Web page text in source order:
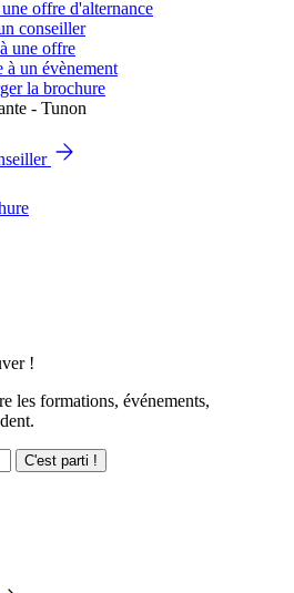
offre d'alternance
conseiller
une offre
à un évènement
la brochure
!
les formations, événements,
C'est parti !